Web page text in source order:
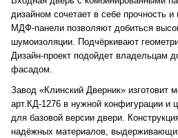
дизайном сочетает в себе прочность
МДФ-панели позволяют добиться
шумоизоляции. Подчёркивают
Дизайн-проект подойдет владельцам
фасадом.
Завод «Клинский Дверник» изготовит
арт.КД-1276 в нужной конфигурации и
для базовой версии двери.
надёжных материалов,